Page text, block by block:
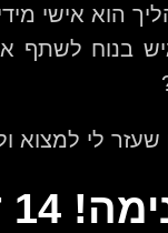
הוא אישי
בנוח לשתף
שעזר לי
וכיפית!